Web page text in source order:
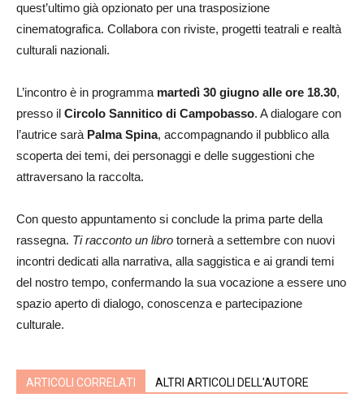
quest’ultimo già opzionato per una trasposizione
cinematografica. Collabora con riviste, progetti teatrali e realtà
culturali nazionali.
L’incontro è in programma martedì 30 giugno alle ore 18.30,
presso il Circolo Sannitico di Campobasso. A dialogare con
l’autrice sarà Palma Spina, accompagnando il pubblico alla
scoperta dei temi, dei personaggi e delle suggestioni che
attraversano la raccolta.
Con questo appuntamento si conclude la prima parte della
rassegna. Ti racconto un libro tornerà a settembre con nuovi
incontri dedicati alla narrativa, alla saggistica e ai grandi temi
del nostro tempo, confermando la sua vocazione a essere uno
spazio aperto di dialogo, conoscenza e partecipazione
culturale.
ARTICOLI CORRELATI ALTRI ARTICOLI DELL'AUTORE